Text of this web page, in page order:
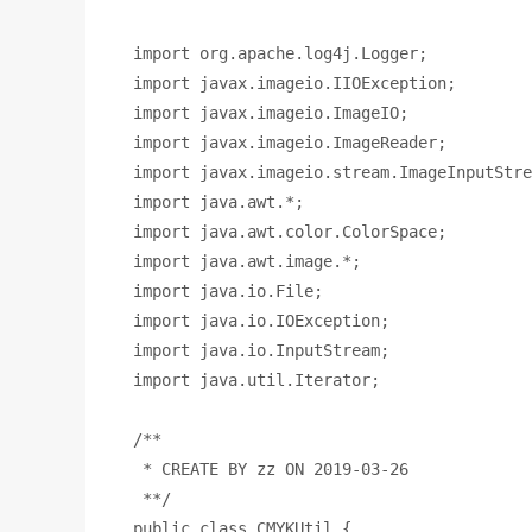
import org.apache.log4j.Logger;
import
javax.imageio.IIOException;
import
javax.imageio.ImageIO;
import
javax.imageio.ImageReader;
import
import
java.awt.* ;
import
java.awt.color.ColorSpace;
import
java.awt.image.* ;
import
java.io.File;
import
java.io.IOException;
import
java.io.InputStream;
import
java.util.Iterator;
/**
* CREATE BY zz ON 2019-03-26
**/